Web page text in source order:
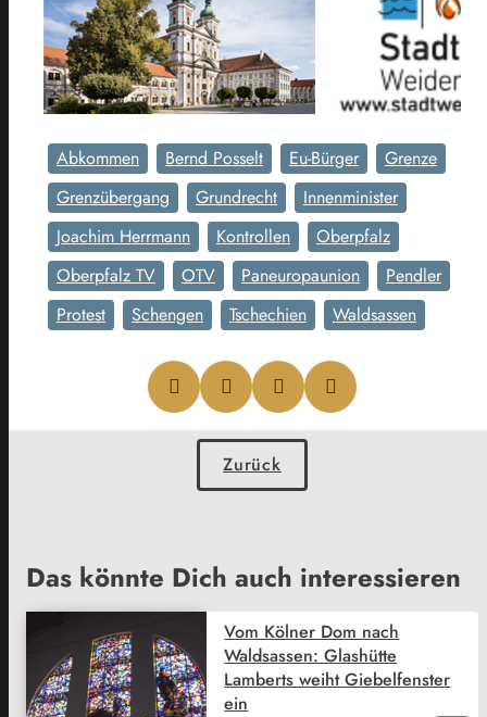
Abkommen Bernd Posselt Eu-Bürger
Grenze
Grenzübergang
Grundrecht
Innenminister
Joachim Herrmann
Kontrollen
Oberpfalz
Oberpfalz TV
OTV Paneuropaunion
Pendler
Protest
Schengen Tschechien Waldsassen
Zurück
Das könnte Dich auch interessieren
Vom Kölner Dom nach
Waldsassen: Glashütte
Lamberts weiht Giebelfenster
ein